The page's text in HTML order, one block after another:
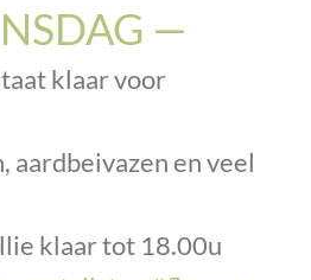
—
klaar voor
aardbeivazen en veel
klaar tot 18.00u